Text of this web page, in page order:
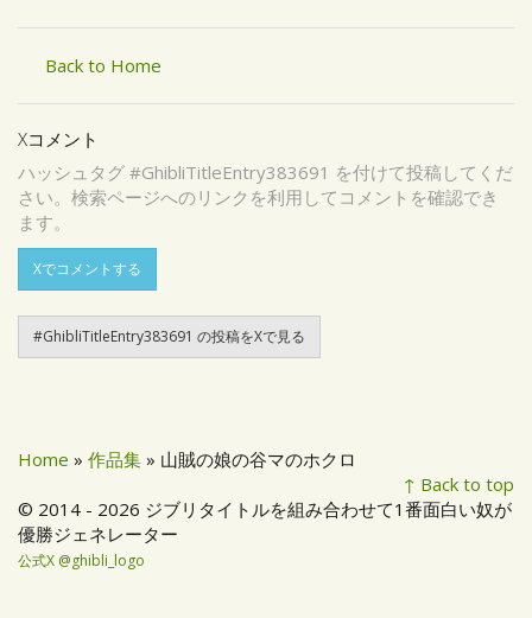
Back to Home
Xコメント
ハッシュタグ #GhibliTitleEntry383691 を付けて投稿してくだ
さい。検索ページへのリンクを利用してコメントを確認でき
ます。
Xでコメントする
#GhibliTitleEntry383691 の投稿をXで見る
Home » 作品集 » 山賊の娘の谷マのホクロ
↑ Back to top
© 2014 - 2026 ジブリタイトルを組み合わせて1番面白い奴が
優勝ジェネレーター
公式X @ghibli_logo